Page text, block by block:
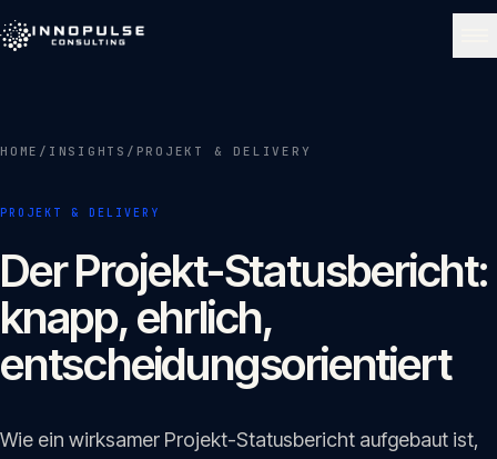
Über uns 02
Leistungen 03
Portfolio 04
HOME / INSIGHTS / PROJEKT & DELIVERY
PROJEKT & DELIVERY
Der Projekt-Statusbericht:
knapp, ehrlich,
entscheidungsorientiert
Wie ein wirksamer Projekt-Statusbericht aufgebaut ist,